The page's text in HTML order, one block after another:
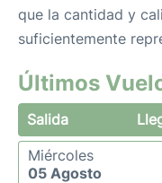
que la cantidad y
suficientemente
Últimos
Salida
Miércoles
05 Agosto